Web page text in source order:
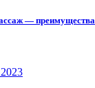
— преимущества